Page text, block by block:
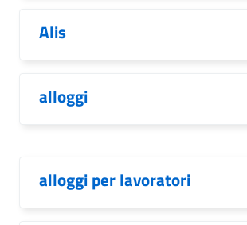
Alis
alloggi
alloggi per lavoratori